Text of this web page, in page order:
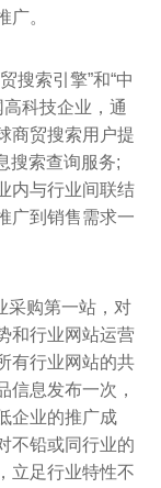
广。
搜索引擎”和“中
科技企业，通
商贸搜索用户提
搜索查询服务;
内与行业间联结
广到销售需求一
采购第一站，对
和行业网站运营
有行业网站的共
信息发布一次，
企业的推广成
不铅或同行业的
立足行业特性不